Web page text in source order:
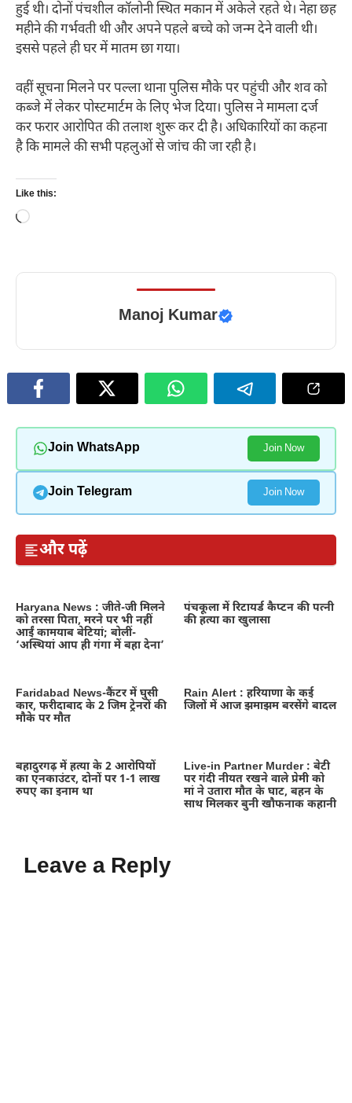
हुई थी। दोनों पंचशील कॉलोनी स्थित मकान में अकेले रहते थे। नेहा छह
महीने की गर्भवती थी और अपने पहले बच्चे को जन्म देने वाली थी।
इससे पहले ही घर में मातम छा गया।
वहीं सूचना मिलने पर पल्ला थाना पुलिस मौके पर पहुंची और शव को
कब्जे में लेकर पोस्टमार्टम के लिए भेज दिया। पुलिस ने मामला दर्ज
कर फरार आरोपित की तलाश शुरू कर दी है। अधिकारियों का कहना
है कि मामले की सभी पहलुओं से जांच की जा रही है।
Like this:
Loading…
Manoj Kumar
Join WhatsApp Join Now
Join Telegram Join Now
और पढ़ें
Haryana News : जीते-जी मिलने
को तरसा पिता, मरने पर भी नहीं
आईं कामयाब बेटियां; बोलीं-
‘अस्थियां आप ही गंगा में बहा देना’
पंचकूला में रिटायर्ड कैप्टन की पत्नी
की हत्या का खुलासा
Faridabad News-कैंटर में घुसी
कार, फरीदाबाद के 2 जिम ट्रेनरों की
मौके पर मौत
Rain Alert : हरियाणा के कई
जिलों में आज झमाझम बरसेंगे बादल
बहादुरगढ़ में हत्या के 2 आरोपियों
का एनकाउंटर, दोनों पर 1-1 लाख
रुपए का इनाम था
Live-in Partner Murder : बेटी
पर गंदी नीयत रखने वाले प्रेमी को
मां ने उतारा मौत के घाट, बहन के
साथ मिलकर बुनी खौफनाक कहानी
Leave a Reply